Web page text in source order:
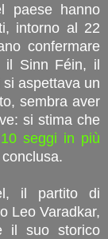
paese hanno
intorno al 22
confermare
il Sinn Féin, il
aspettava un
sembra aver
si stima che
seggi in più
il partito di
Leo Varadkar,
il suo storico